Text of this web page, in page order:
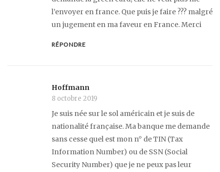
l’envoyer en france. Que puis je faire ??? malgré
un jugement en ma faveur en France. Merci
RÉPONDRE
Hoffmann
8 octobre 2019
Je suis née sur le sol américain et je suis de
nationalité française. Ma banque me demande
sans cesse quel est mon n° de TIN (Tax
Information Number) ou de SSN (Social
Security Number) que je ne peux pas leur